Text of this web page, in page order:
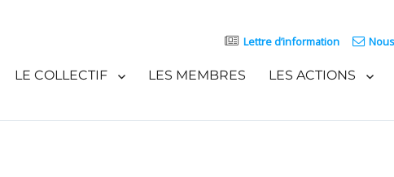
Lettre d’information
LE COLLECTIF LES MEMBRES LES ACTIONS